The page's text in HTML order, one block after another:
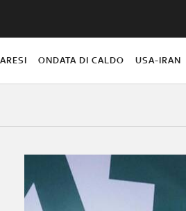
ONDATA DI CALDO USA-IRAN